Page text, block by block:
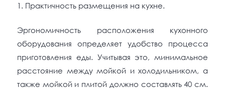
1. Практичность размещения на кухне.
Эргономичность расположения кухонного
оборудования определяет удобство процесса
приготовления еды. Учитывая это, минимальное
расстояние между мойкой и холодильником, а
также мойкой и плитой должно составлять 40 см.